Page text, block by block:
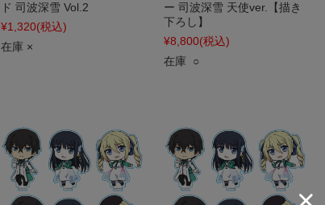
ド 司波深雪 Vol.2
¥1,320(税込)
在庫 ×
ー 司波深雪 天使ver.【描き
下ろし】
¥8,800(税込)
在庫 ○